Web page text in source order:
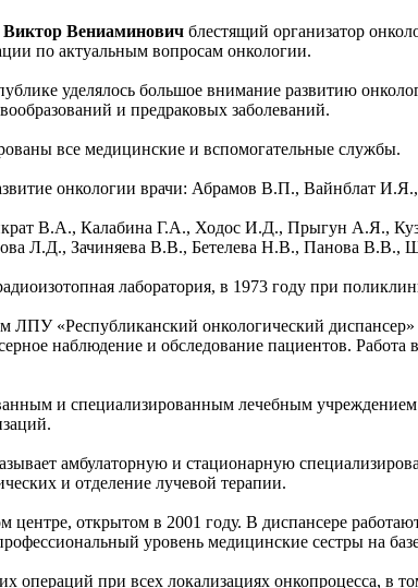
Вениаминович блестящий организатор
по актуальным вопросам онкологии.
уделялось большое внимание развитию
и предраковых заболеваний.
все медицинские и вспомогательные службы.
онкологии врачи: Абрамов В.П.,
В.А., Калабина Г.А., Ходос И.Д., Прыгун А.Я.,
Л.Д., Зачиняева В.В., Бетелева Н.В., Панова В.В.,
лаборатория, в 1973 году при
ЛПУ «Республиканский онкологический
наблюдение и обследование пациентов. Работа
и специализированным лечебным
амбулаторную и стационарную
и отделение лучевой терапии.
открытом в 2001 году. В диспансере
уровень медицинские сестры на
при всех локализациях онкопроцесса, в